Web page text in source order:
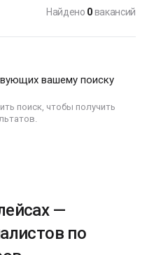
Найдено 0вакансий
вашему поиску
поиск, чтобы получить
—
по